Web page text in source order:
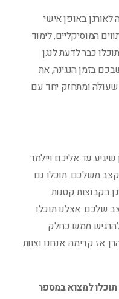
באופן אישי
המוסיקליים, לימוד
כבר לדעת לנגן
בזמן הנגינה, את
שעולה ומתחזק יחד עם
עד אליכם ויילמד
משלכם. תוכלו גם
בקבוצות קטנות
שלכם. אצלנו תוכלו
ממש כחלק
אז קדימה. אנחנו וצוות
למצוא במספר